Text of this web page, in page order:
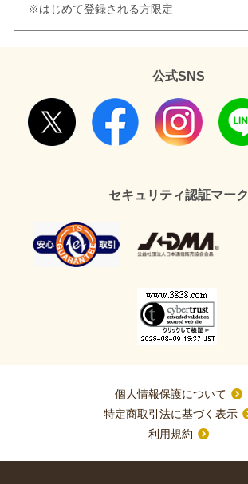
※はじめて登録される方限定
公式SNS
セキュリティ認証マーク
個人情報保護について
特定商取引法に基づく表示
利用規約